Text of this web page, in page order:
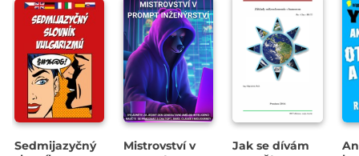
Sedmijazyčný
Mistrovství v
Jak se dívám